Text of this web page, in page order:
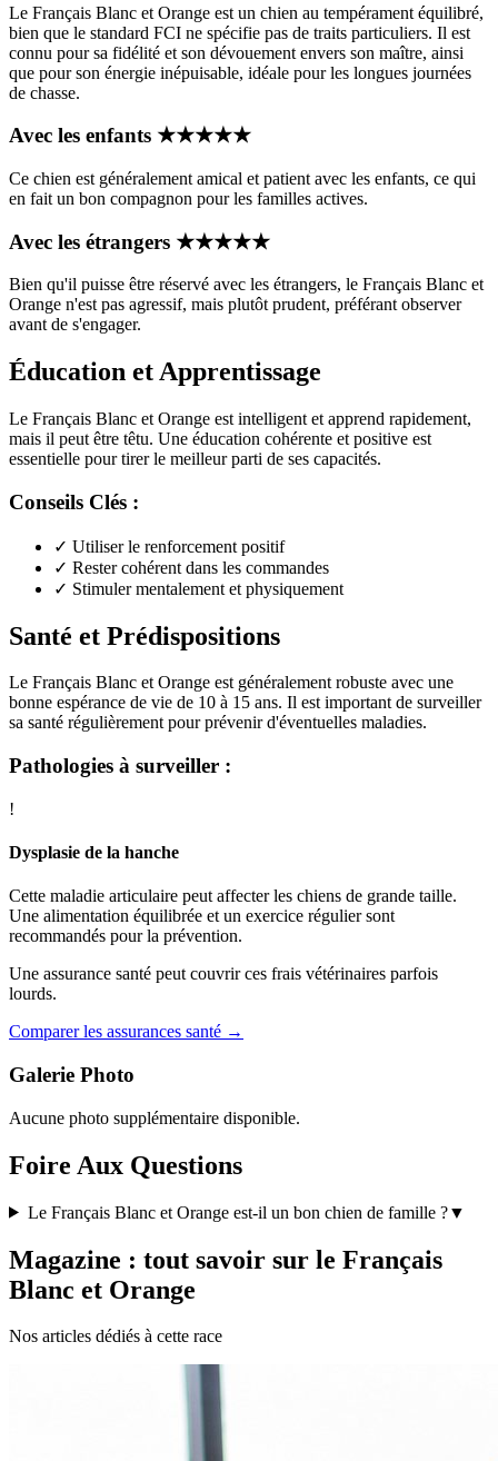
Le Français Blanc et Orange est un chien au tempérament équilibré,
bien que le standard FCI ne spécifie pas de traits particuliers. Il est
connu pour sa fidélité et son dévouement envers son maître, ainsi
que pour son énergie inépuisable, idéale pour les longues journées
de chasse.
Avec les enfants ★★★★★
Ce chien est généralement amical et patient avec les enfants, ce qui
en fait un bon compagnon pour les familles actives.
Avec les étrangers ★★★★★
Bien qu'il puisse être réservé avec les étrangers, le Français Blanc et
Orange n'est pas agressif, mais plutôt prudent, préférant observer
avant de s'engager.
Éducation et Apprentissage
Le Français Blanc et Orange est intelligent et apprend rapidement,
mais il peut être têtu. Une éducation cohérente et positive est
essentielle pour tirer le meilleur parti de ses capacités.
Conseils Clés :
✓ Utiliser le renforcement positif
✓ Rester cohérent dans les commandes
✓ Stimuler mentalement et physiquement
Santé et Prédispositions
Le Français Blanc et Orange est généralement robuste avec une
bonne espérance de vie de 10 à 15 ans. Il est important de surveiller
sa santé régulièrement pour prévenir d'éventuelles maladies.
Pathologies à surveiller :
!
Dysplasie de la hanche
Cette maladie articulaire peut affecter les chiens de grande taille.
Une alimentation équilibrée et un exercice régulier sont
recommandés pour la prévention.
Une assurance santé peut couvrir ces frais vétérinaires parfois
lourds.
Comparer les assurances santé →
Galerie Photo
Aucune photo supplémentaire disponible.
Foire Aux Questions
Le Français Blanc et Orange est-il un bon chien de famille ?▼
Magazine : tout savoir sur le Français
Blanc et Orange
Nos articles dédiés à cette race